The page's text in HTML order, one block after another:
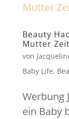
Beauty
Mutter
von
Baby Life,
Werbung
ein Baby